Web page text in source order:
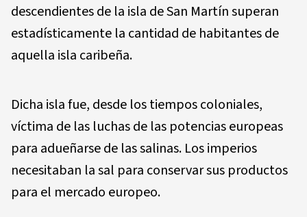
descendientes de la isla de San Martín superan
estadísticamente la cantidad de habitantes de
aquella isla caribeña.
Dicha isla fue, desde los tiempos coloniales,
víctima de las luchas de las potencias europeas
para adueñarse de las salinas. Los imperios
necesitaban la sal para conservar sus productos
para el mercado europeo.